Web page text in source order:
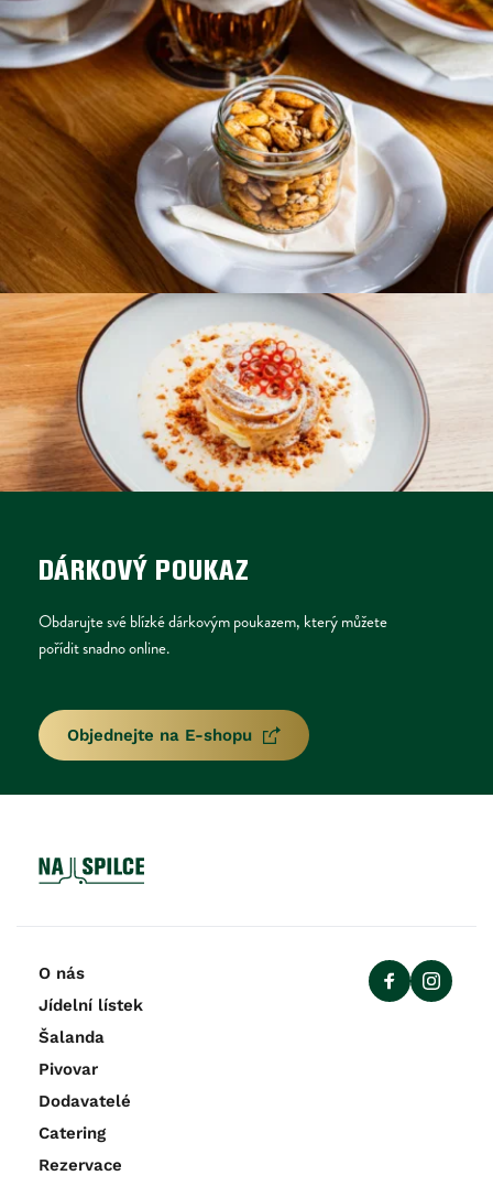
DÁRKOVÝ POUKAZ
Obdarujte své blízké dárkovým poukazem, který můžete
pořídit snadno online.
Objednejte na E-shopu
O nás
Jídelní lístek
Šalanda
Pivovar
Dodavatelé
Catering
Rezervace